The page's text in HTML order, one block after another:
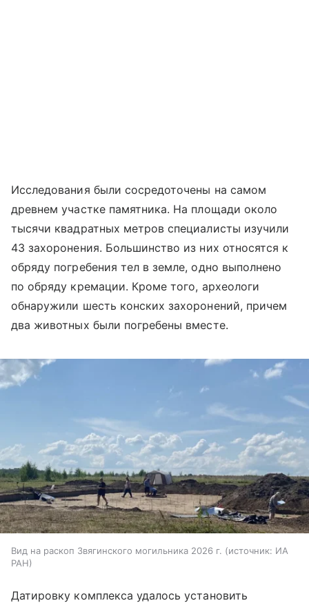
Исследования были сосредоточены на самом
древнем участке памятника. На площади около
тысячи квадратных метров специалисты изучили
43 захоронения. Большинство из них относятся к
обряду погребения тел в земле, одно выполнено
по обряду кремации. Кроме того, археологи
обнаружили шесть конских захоронений, причем
два животных были погребены вместе.
Вид на раскоп Звягинского могильника 2026 г. источник: ИА
РАН
Датировку комплекса удалось установить